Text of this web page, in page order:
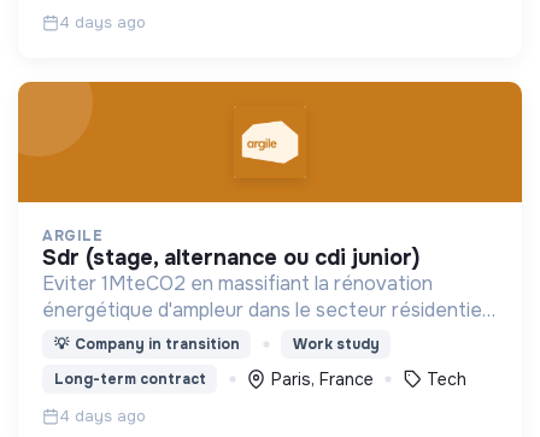
4 days ago
ARGILE
sdr (stage, alternance ou cdi junior)
Eviter 1MteCO2 en massifiant la rénovation
énergétique d'ampleur dans le secteur résidentiel,
grâce à l'IA
💡 Company in transition
Work study
Long-term contract
Paris, France Tech
4 days ago